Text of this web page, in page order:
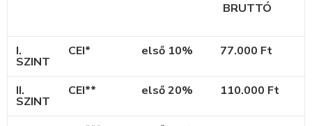
BRUTTÓ
I.
SZINT
CEI* első 10% 77.000 Ft
II.
SZINT
CEI** első 20% 110.000 Ft